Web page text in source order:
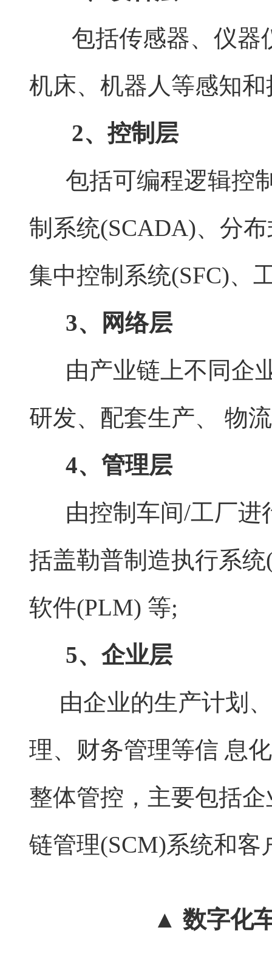
包括传感器、仪器
机床、机器人等感知
2、控制层
包括可编程逻辑控
制系统(SCADA)、分
集中控制系统(SFC)、
3、网络层
由产业链上不同企
研发、配套生产、 物
4、管理层
由控制车间/工厂进
括盖勒普制造执行系
软件(PLM) 等;
5、企业层
由企业的生产计划
理、财务管理等信 息
整体管控，主要包括
链管理(SCM)系统和
▲ 数字化